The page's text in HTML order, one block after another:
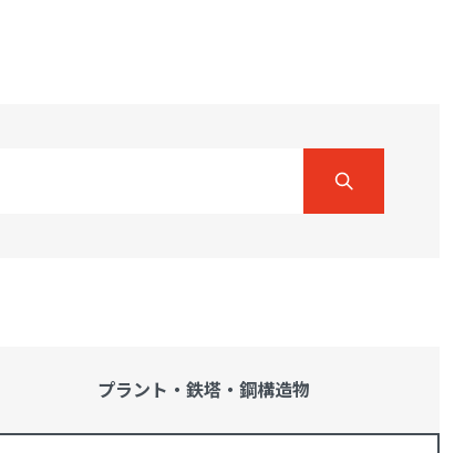
プラント・鉄塔・ 鋼構造物